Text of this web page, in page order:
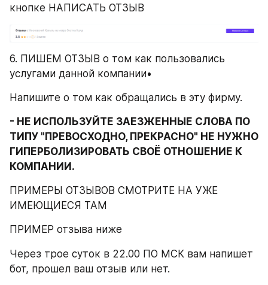
кнопке НАПИСАТЬ ОТЗЫВ
6. ПИШЕМ ОТЗЫВ о том как пользовались
услугами данной компании•
Напишите о том как обращались в эту фирму.
- НЕ ИСПОЛЬЗУЙТЕ ЗАЕЗЖЕННЫЕ СЛОВА ПО
ТИПУ "ПРЕВОСХОДНО, ПРЕКРАСНО" НЕ НУЖНО
ГИПЕРБОЛИЗИРОВАТЬ СВОЁ ОТНОШЕНИЕ К
КОМПАНИИ.
ПРИМЕРЫ ОТЗЫВОВ СМОТРИТЕ НА УЖЕ
ИМЕЮЩИЕСЯ ТАМ
ПРИМЕР отзыва ниже
Через трое суток в 22.00 ПО МСК вам напишет
бот, прошел ваш отзыв или нет.